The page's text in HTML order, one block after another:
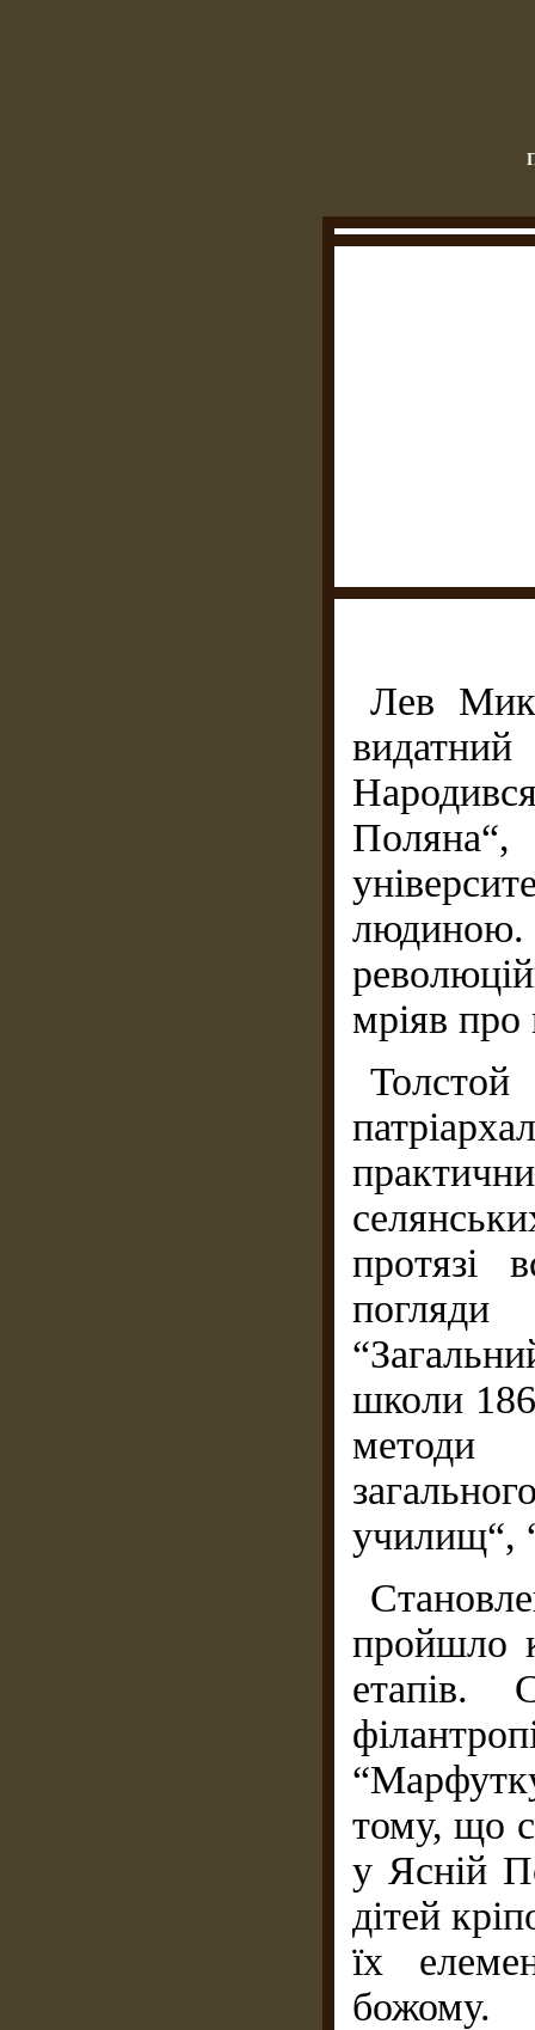
Лев
видатний
мріяв
протязі
погляди
школи
методи
училищ“,
пройшло
етапів.
тому, що
у Ясній
дітей
їх
божому.